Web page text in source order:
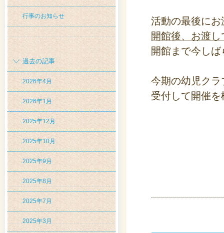
行事のお知らせ
過去の記事
2026年4月
2026年1月
2025年12月
2025年10月
2025年9月
2025年8月
2025年7月
2025年3月
活動の最後に
開館後、お渡
開館まで今し
今期の幼児ク
受付して開催